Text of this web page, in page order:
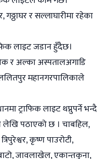
र सल्लाघारीमा रहेका
लाइट जडान हुँदैछ।
र अल्का अस्पतालअगाडि
महानगरपालिकाले
ट्राफिक लाइट थप्नुपर्ने भन्दै
लेखि पठाएको छ । चाबहिल,
कृष्ण पाउरोटी,
जावलाखेल, एकान्तकुना,